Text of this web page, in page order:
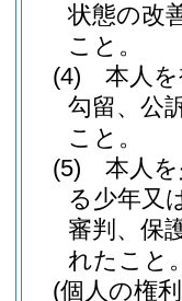
状態の改
こと。
(4)
本人
勾留、公
こと。
(5)
本人
る少年又
審判、保
れたこと
(個人の権